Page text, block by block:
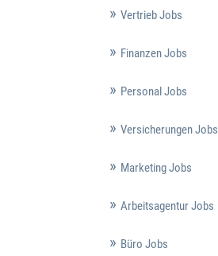
Vertrieb Jobs
Finanzen Jobs
Personal Jobs
Versicherungen Jobs
Marketing Jobs
Arbeitsagentur Jobs
Büro Jobs